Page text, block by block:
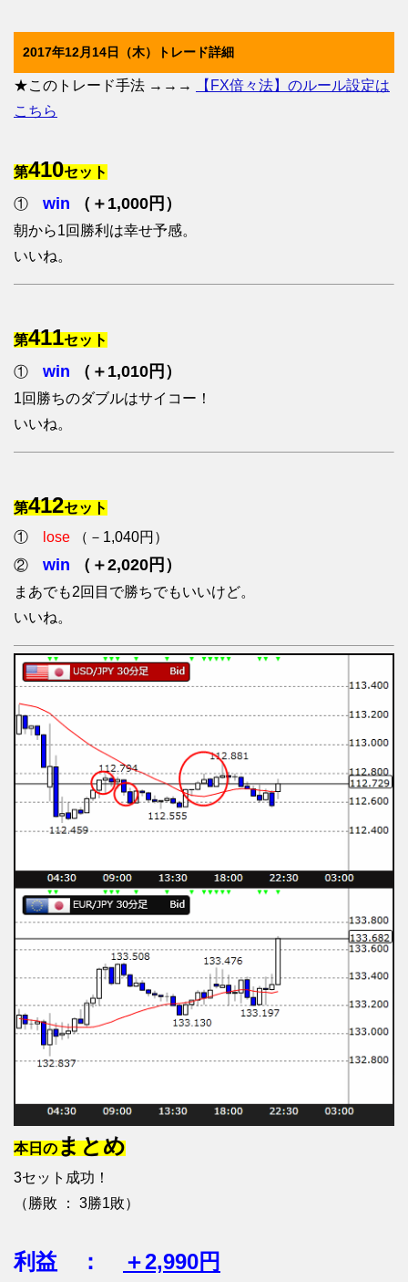
2017年12月14日（木）トレード詳細
★このトレード手法 →→→
【FX倍々法】のルール設定は
こちら
第410セット
① win （＋1,000円）
朝から1回勝利は幸せ予感。
いいね。
第411セット
① win （＋1,010円）
1回勝ちのダブルはサイコー！
いいね。
第412セット
①
lose （－1,040円）
② win （＋2,020円）
まあでも2回目で勝ちでもいいけど。
いいね。
本日のまとめ
3セット成功！
（勝敗 ： 3勝1敗）
利益 ： ＋2,990円